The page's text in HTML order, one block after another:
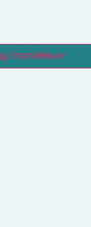
i handlekurv